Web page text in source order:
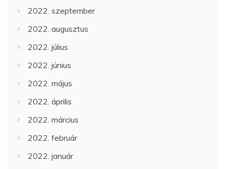
2022. szeptember
2022. augusztus
2022. július
2022. június
2022. május
2022. április
2022. március
2022. február
2022. január